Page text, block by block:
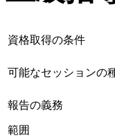
資格取得の条件
可能なセッションの
報告の義務
範囲